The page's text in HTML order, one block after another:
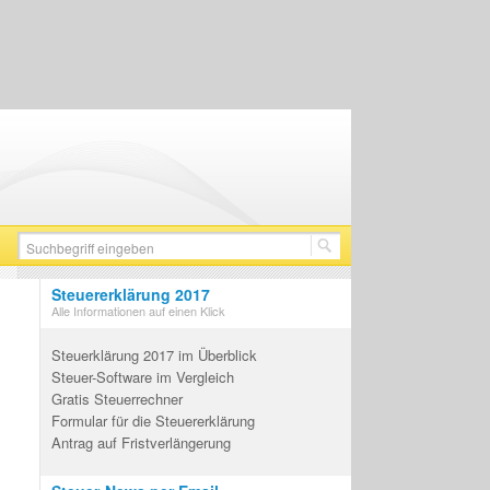
Steuererklärung 2017
Alle Informationen auf einen Klick
Steuerklärung 2017 im Überblick
Steuer-Software im Vergleich
Gratis Steuerrechner
Formular für die Steuererklärung
Antrag auf Fristverlängerung